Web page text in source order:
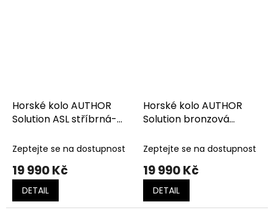
Horské kolo AUTHOR
Solution ASL stříbrná-
Zeptejte se na dostupnost
19 990 Kč
DETAIL
Horské kolo AUTHOR
Solution bronzová
Zeptejte se na dostupnost
19 990 Kč
DETAIL